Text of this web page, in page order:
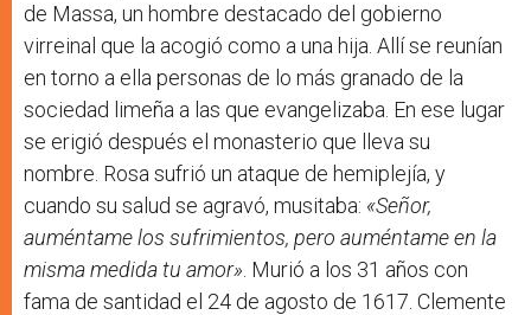
de Massa, un hombre destacado del gobierno
virreinal que la acogió como a una hija. Allí se reunían
en torno a ella personas de lo más granado de la
sociedad limeña a las que evangelizaba. En ese lugar
se erigió después el monasterio que lleva su
nombre. Rosa sufrió un ataque de hemiplejía, y
cuando su salud se agravó, musitaba: «Señor,
auméntame los sufrimientos, pero auméntame en la
misma medida tu amor» . Murió a los 31 años con
fama de santidad el 24 de agosto de 1617. Clemente